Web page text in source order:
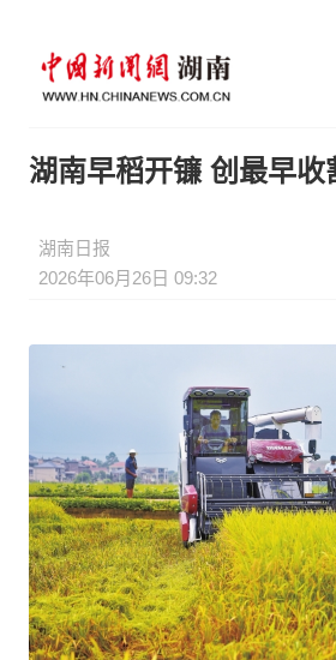
湖南早稻开镰 创最早收
湖南日报
2026年06月26日 09:32